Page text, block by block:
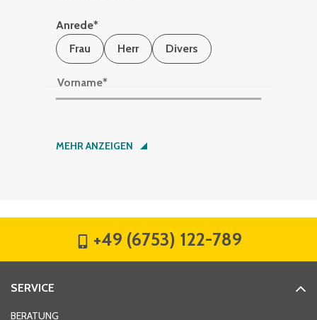
Anrede*
Frau
Herr Divers
Vorname*
Nachname*
Hausnummer
MEHR ANZEIGEN
+49 (6753) 122-789
SERVICE
BERATUNG